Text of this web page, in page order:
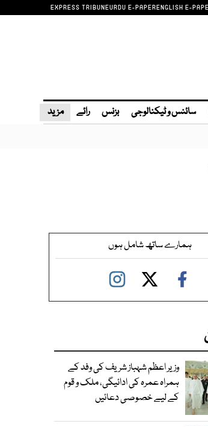
EXPRESS TRIBUNEURDU E-PAPERENGLISH E-
سائنس و ٹیکنالوجی بزنس رائے مزید
ہمارے ساتھ شامل ہوں
وزیر اعظم شہباز شریف کی وفد کے
ہمراہ عمرہ کی ادائیگی، ملک و قوم
کے لیے خصوصی دعائیں